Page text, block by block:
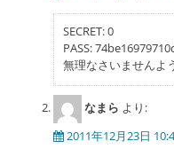
SECRET: 0
PASS:
無理なさいませんよ
なまら より:
2011年12月23日